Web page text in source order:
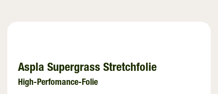
Aspla Supergrass Stretchfolie
High-Perfomance-Folie